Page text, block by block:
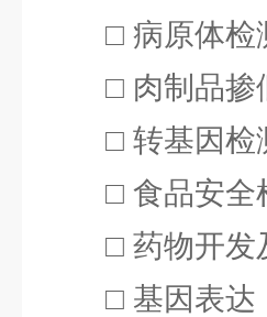
□ 病原体检
□ 肉制品掺
□ 转基因检
□ 食品安全
□ 药物开发
□ 基因表达